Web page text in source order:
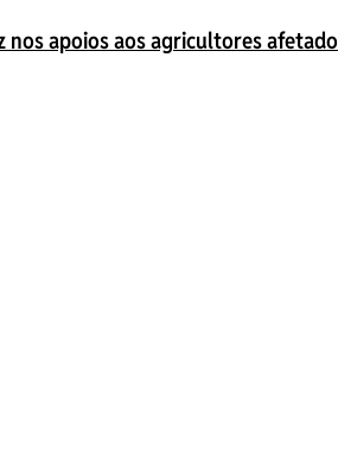
nos apoios aos agricultores